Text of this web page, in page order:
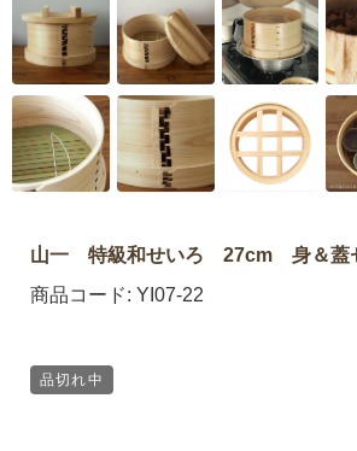
山一 特級和せいろ 27cm 身＆蓋
商品コード: YI07-22
品切れ中